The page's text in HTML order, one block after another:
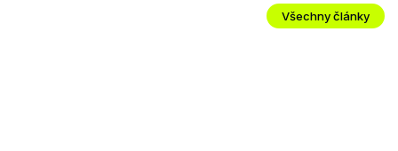
Všechny články